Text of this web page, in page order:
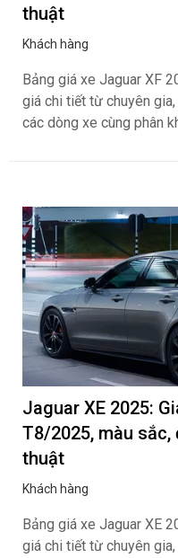
thuật
Khách hàng
Bảng giá xe Jaguar XF
giá chi tiết từ chuyên
các dòng xe cùng phân
Jaguar XE 2025:
T8/2025, màu
thuật
Khách hàng
Bảng giá xe Jaguar XE
giá chi tiết từ chuyên